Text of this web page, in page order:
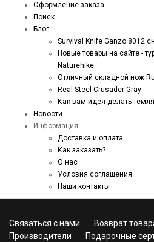
Оформление заказа
Поиск
Блог
Survival Knife Ganzo 8012
Новые товары на сайте -
Naturehike
Отличный складной нож
Real Steel Crusader Gray
Как вам идея делать
Новости
Информация
Доставка и оплата
Как заказать?
О нас
Условия соглашения
Наши контакты
Связаться с нами Возврат
Производители
Подарочные